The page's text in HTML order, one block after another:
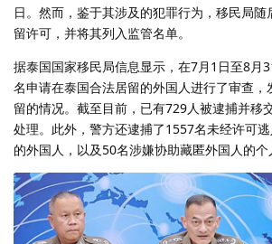
日。然而，鉴于其涉及的犯罪行为，移民局
留许可，并将其列入监管名单。
据泰国国家移民局信息显示，在7月1日至8月
名申请在泰国合法居留的外国人进行了审查，
留的情况。截至目前，已有729人被逮捕并移
处理。此外，警方还逮捕了1557名未经许可
的外国人，以及50名涉嫌协助藏匿外国人的个人